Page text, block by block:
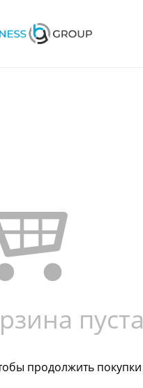
пуста
продолжить покупки